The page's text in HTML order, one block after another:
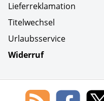
Lieferreklamation
Titelwechsel
Urlaubsservice
Widerruf
Social Media
Blog